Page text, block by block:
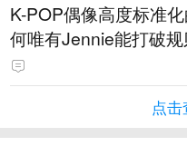
K-POP偶像高度标准
何唯有Jennie能打破规
点